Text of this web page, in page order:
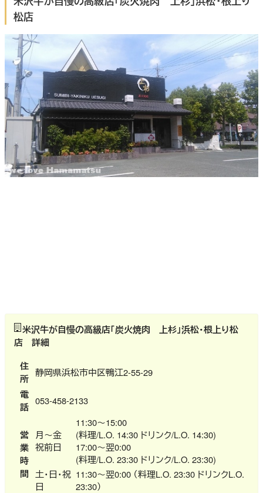
松店
米沢牛が自慢の高級店「炭火焼肉 上杉」浜松・根上り松
店 詳細
住
所
静岡県浜松市中区鴨江2-55-29
電
話
053-458-2133
営
業
時
間
月～金
祝前日
11:30～15:00
(料理/L.O. 14:30 ドリンク/L.O. 14:30)
17:00～翌0:00
(料理/L.O. 23:30 ドリンク/L.O. 23:30)
土・日・祝
日
11:30～翌0:00 （料理L.O. 23:30 ドリンクL.O.
23:30）